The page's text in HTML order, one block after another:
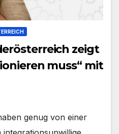
zeigt
muss“ mit
genug von einer